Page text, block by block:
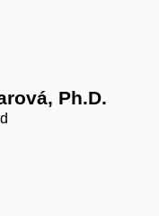
Ph.D.